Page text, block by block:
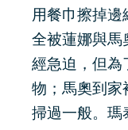
用餐巾擦掉邊
全被蓮娜與馬
經急迫，但為
物；馬奧到家
掃過一般。瑪